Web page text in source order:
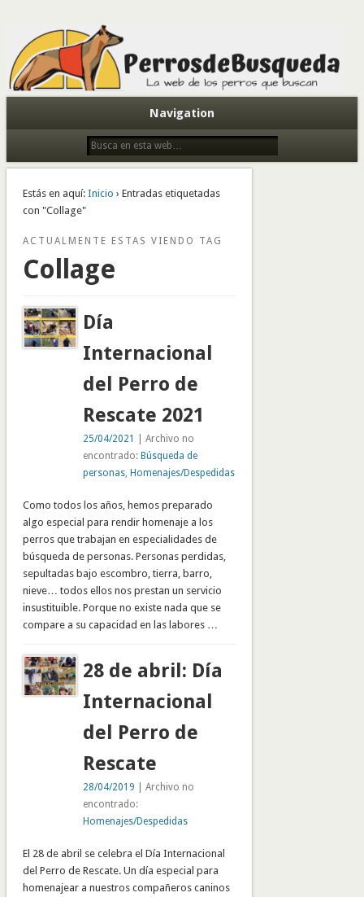
Todo sobre perros de búsqueda y detectores
Navigation
Estás en aquí: Inicio › Entradas etiquetadas
con "Collage"
ACTUALMENTE ESTAS VIENDO TAG
Collage
Día
Internacional
del Perro de
Rescate 2021
25/04/2021
| Archivo no
encontrado: Búsqueda de
personas, Homenajes/Despedidas
Como todos los años, hemos preparado
algo especial para rendir homenaje a los
perros que trabajan en especialidades de
búsqueda de personas. Personas perdidas,
sepultadas bajo escombro, tierra, barro,
nieve… todos ellos nos prestan un servicio
insustituible. Porque no existe nada que se
compare a su capacidad en las labores …
28 de abril: Día
Internacional
del Perro de
Rescate
28/04/2019 | Archivo no
encontrado:
Homenajes/Despedidas
El 28 de abril se celebra el Día Internacional
del Perro de Rescate. Un día especial para
homenajear a nuestros compañeros caninos